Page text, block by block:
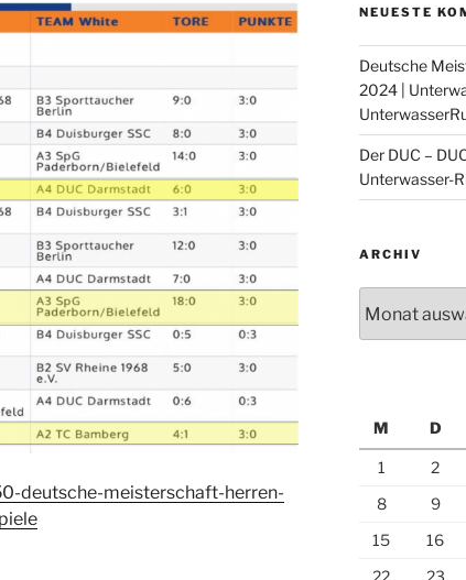
deutsche-meisterschaft-herren-
Facebook
Die
...
NEUESTE
Deutsche
2024 |
Der DUC –
Unterwasser-
ARCHIV
M
D
1 2
8
9
15
16
22
23